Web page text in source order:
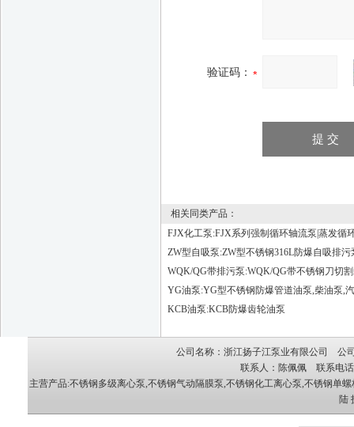
验证码：
相关同类产品：
FJX化工泵:FJX系列强制循环轴流泵|蒸发循
ZW型自吸泵:ZW型不锈钢316L防爆自吸排污
WQK/QG带排污泵:WQK/QG带不锈钢刀切
YG油泵:YG型不锈钢防爆管道油泵,柴油泵,
KCB油泵:KCB防爆齿轮油泵
公司名称：浙江扬子江泵业有限公司 公
联系人：陈佩佩 联系电
主营产品:不锈钢多级离心泵,不锈钢气动隔膜泵,不锈钢化工离心泵,不锈钢单螺
陆